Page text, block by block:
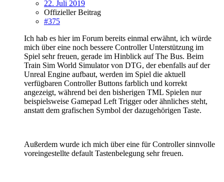
22. Juli 2019
Offizieller Beitrag
#375
Ich hab es hier im Forum bereits einmal erwähnt, ich würde
mich über eine noch bessere Controller Unterstützung im
Spiel sehr freuen, gerade im Hinblick auf The Bus. Beim
Train Sim World Simulator von DTG, der ebenfalls auf der
Unreal Engine aufbaut, werden im Spiel die aktuell
verfügbaren Controller Buttons farblich und korrekt
angezeigt, während bei den bisherigen TML Spielen nur
beispielsweise Gamepad Left Trigger oder ähnliches steht,
anstatt dem grafischen Symbol der dazugehörigen Taste.
Außerdem wurde ich mich über eine für Controller sinnvolle
voreingestellte default Tastenbelegung sehr freuen.